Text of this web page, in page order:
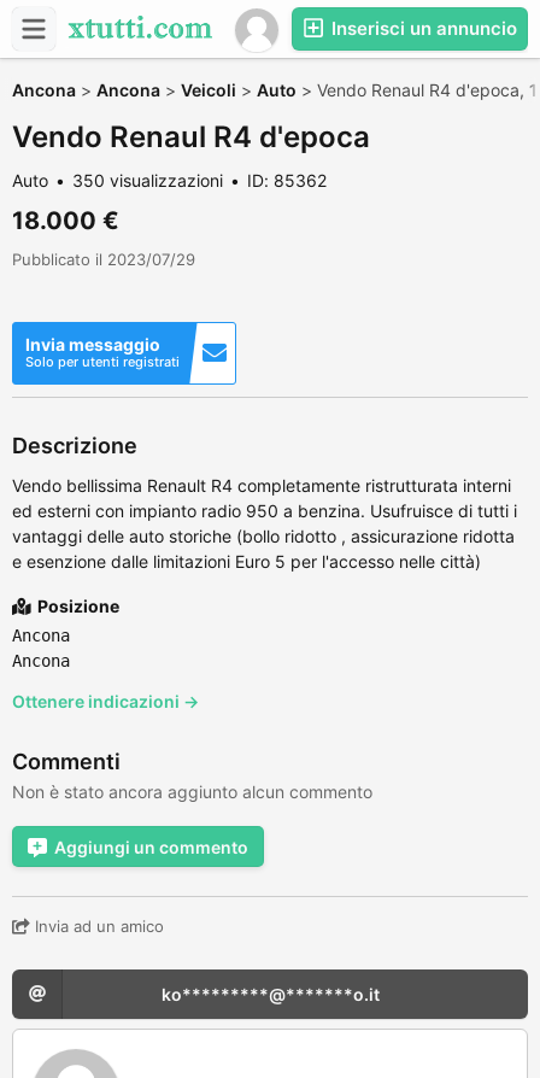
Inserisci un annuncio
Ancona > Ancona > Veicoli > Auto > Vendo Renaul R4 d'epoca,
Vendo Renaul R4 d'epoca
Auto 350 visualizzazioni ID: 85362
18.000 €
Pubblicato il 2023/07/29
Invia messaggio
Solo per utenti registrati
Descrizione
Vendo bellissima Renault R4 completamente ristrutturata interni
ed esterni con impianto radio 950 a benzina. Usufruisce di tutti i
vantaggi delle auto storiche (bollo ridotto , assicurazione ridotta
e esenzione dalle limitazioni Euro 5 per l'accesso nelle città)
Posizione
Ancona
Ancona
Ottenere indicazioni →
Commenti
Non è stato ancora aggiunto alcun commento
Aggiungi un commento
Invia ad un amico
ko*********@*******o.it